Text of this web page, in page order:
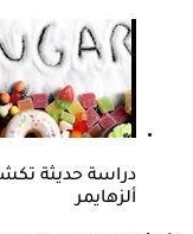
دراسة حديثة
ألزهايمر